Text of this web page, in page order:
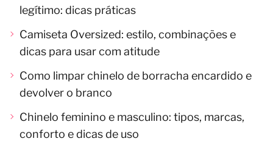
legítimo: dicas práticas
Camiseta Oversized: estilo, combinações e
dicas para usar com atitude
Como limpar chinelo de borracha encardido e
devolver o branco
Chinelo feminino e masculino: tipos, marcas,
conforto e dicas de uso